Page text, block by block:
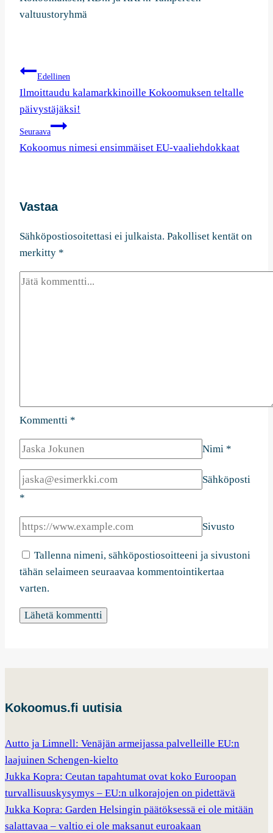
valtuustoryhmä
Artikkelien
selaus
Edellinen
Ilmoittaudu kalamarkkinoille Kokoomuksen teltalle
päivystäjäksi!
Seuraava
Kokoomus nimesi ensimmäiset EU-vaaliehdokkaat
Vastaa
Sähköpostiosoitettasi ei julkaista. Pakolliset kentät on
merkitty *
Kommentti *
Nimi *
Sähköposti
*
Sivusto
Tallenna nimeni, sähköpostiosoitteeni ja sivustoni
tähän selaimeen seuraavaa kommentointikertaa
varten.
Kokoomus.fi uutisia
Autto ja Limnell: Venäjän armeijassa palvelleille EU:n
laajuinen Schengen-kielto
Jukka Kopra: Ceutan tapahtumat ovat koko Euroopan
turvallisuuskysymys – EU:n ulkorajojen on pidettävä
Jukka Kopra: Garden Helsingin päätöksessä ei ole mitään
salattavaa – valtio ei ole maksanut euroakaan